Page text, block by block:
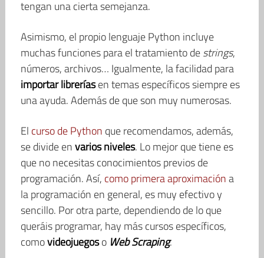
tengan una cierta semejanza.
Asimismo, el propio lenguaje Python incluye
muchas funciones para el tratamiento destrings,
números, archivos… Igualmente, la facilidad para
importar libreríasen temas específicos siempre es
una ayuda. Además de que son muy numerosas.
El curso de Python que recomendamos, además,
se divide envarios niveles. Lo mejor que tiene es
que no necesitas conocimientos previos de
programación. Así, como primera aproximacióna
la programación en general, es muy efectivo y
sencillo. Por otra parte, dependiendo de lo que
queráis programar, hay más cursos específicos,
comovideojuegoso Web Scraping.